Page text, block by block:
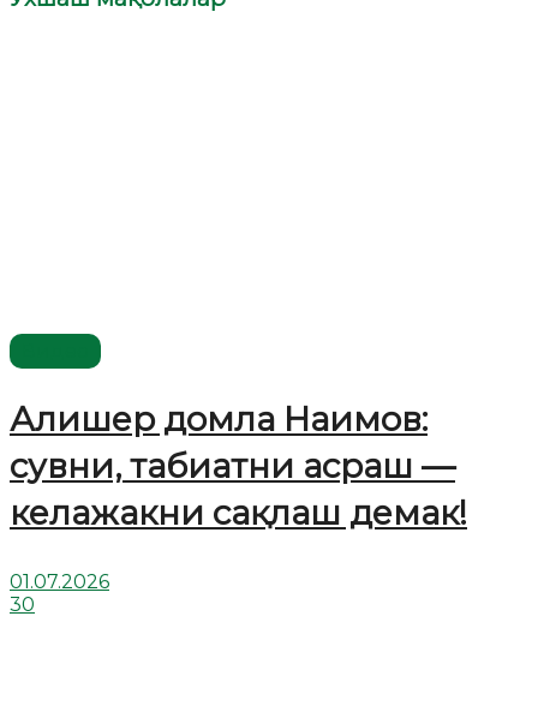
Алишер домла Наимов:
сувни, табиатни асраш —
келажакни сақлаш демак!
01.07.2026
30